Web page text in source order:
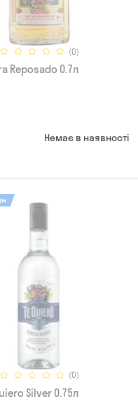
(0)
Reposado 0.7л
Немає в наявності
(0)
Silver 0.75л